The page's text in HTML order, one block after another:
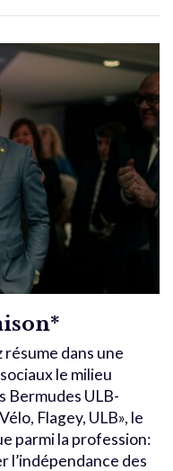
dans une
le milieu
Bermudes ULB-
Flagey, ULB», le
parmi la profession:
l’indépendance des